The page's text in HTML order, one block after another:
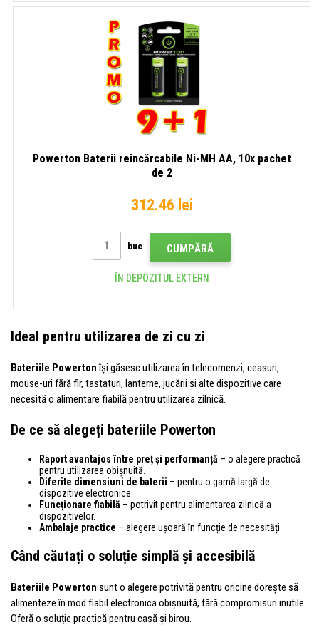
Powerton Baterii reîncărcabile Ni-MH AA, 10x pachet
de 2
312.46 lei
buc CUMPĂRĂ
ÎN DEPOZITUL EXTERN
Ideal pentru utilizarea de zi cu zi
Bateriile Powertonîși găsesc utilizarea în telecomenzi, ceasuri,
mouse-uri fără fir, tastaturi, lanterne, jucării și alte dispozitive care
necesită o alimentare fiabilă pentru utilizarea zilnică.
De ce să alegeți bateriile Powerton
Raport avantajos între preț și performanță – o alegere practică
pentru utilizarea obișnuită.
Diferite dimensiuni de baterii – pentru o gamă largă de
dispozitive electronice.
Funcționare fiabilă – potrivit pentru alimentarea zilnică a
dispozitivelor.
Ambalaje practice – alegere ușoară în funcție de necesități.
Când căutați o soluție simplă și accesibilă
Bateriile Powerton sunt o alegere potrivită pentru oricine dorește să
alimenteze în mod fiabil electronica obișnuită, fără compromisuri inutile.
Oferă o soluție practică pentru casă și birou.